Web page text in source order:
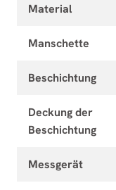
Material
Manschette
Beschichtung
Deckung der
Beschichtung
Messgerät